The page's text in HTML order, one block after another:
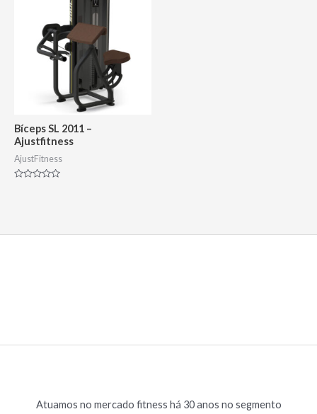
Bíceps SL 2011 –
Ajustfitness
AjustFitness
Atuamos no mercado fitness há 30 anos no segmento